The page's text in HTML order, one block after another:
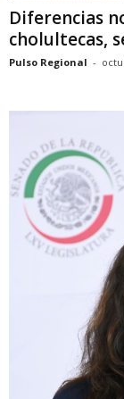
Diferencias
cholultecas,
Pulso Regional -